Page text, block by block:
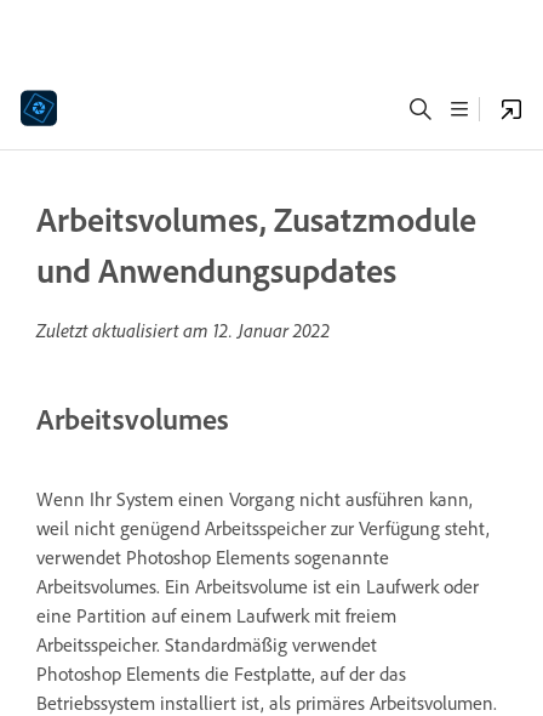
Arbeitsvolumes, Zusatzmodule
und Anwendungsupdates
Zuletzt aktualisiert am 12. Januar 2022
Arbeitsvolumes
Wenn Ihr System einen Vorgang nicht ausführen kann,
weil nicht genügend Arbeitsspeicher zur Verfügung steht,
verwendet Photoshop Elements sogenannte
Arbeitsvolumes. Ein Arbeitsvolume ist ein Laufwerk oder
eine Partition auf einem Laufwerk mit freiem
Arbeitsspeicher. Standardmäßig verwendet
Photoshop Elements die Festplatte, auf der das
Betriebssystem installiert ist, als primäres Arbeitsvolumen.